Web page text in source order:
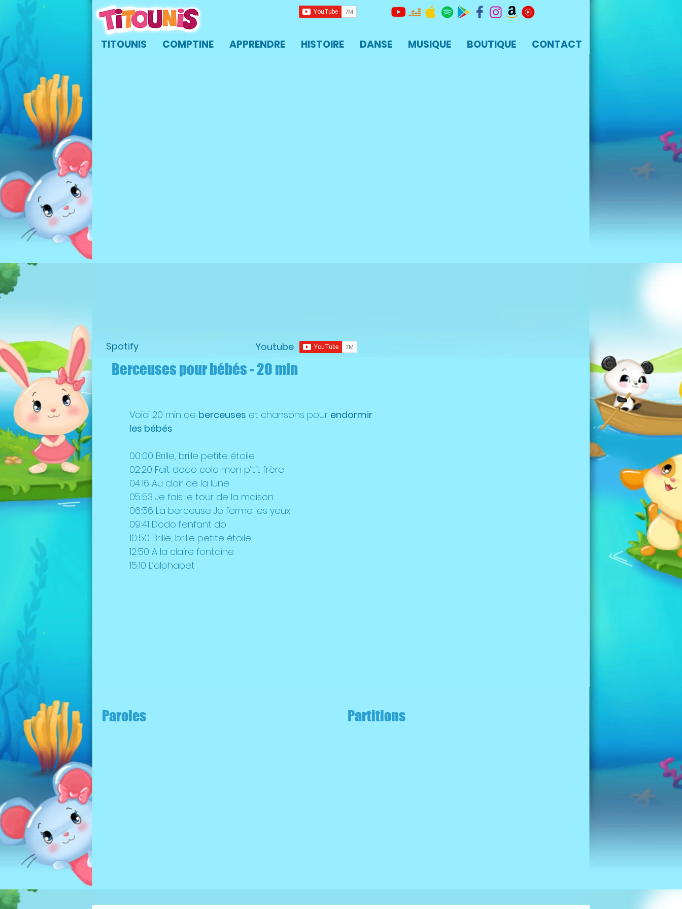
TITOUNIS COMPTINE APPRENDRE HISTOIRE DANSE MUSIQUE BOUTIQUE CONTACT
Spotify Youtube
Berceuses pour bébés - 20 min
Voici 20 min de berceuses et chansons pour endormir
les bébés
00:00 Brille, brille petite étoile
02:20 Fait dodo cola mon p’tit frère
04:16 Au clair de la lune
05:53 Je fais le tour de la maison
06:56 La berceuse Je ferme les yeux
09:41 Dodo l’enfant do
10:50 Brille, brille petite étoile
12:50 A la claire fontaine
15:10 L’alphabet
Paroles Partitions